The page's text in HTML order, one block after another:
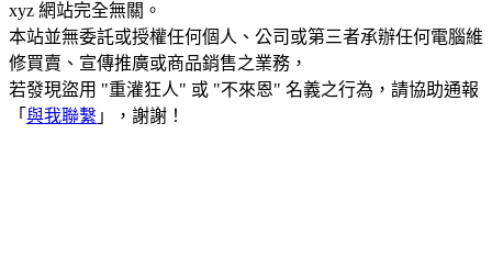
xyz 網站完全無關。
本站並無委託或授權任何個人、公司或第三者承辦任何電腦維
修買賣、宣傳推廣或商品銷售之業務，
若發現盜用 "重灌狂人" 或 "不來恩" 名義之行為，請協助通報
「 與我聯繫 」，謝謝！